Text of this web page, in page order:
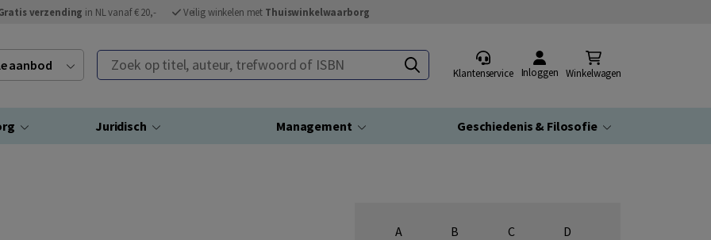
verzending in NL vanaf € 20,- Veilig winkelen met Thuiswinkelwaarborg
aanbod Zoek op titel, auteur, trefwoord of ISBN
Klantenservice Inloggen Winkelwagen
Juridisch Management Geschiedenis & Filosofie
A B C
D